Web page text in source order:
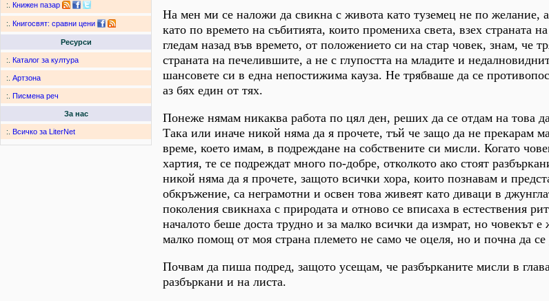
:. Книжен пазар
:. Книгосвят: сравни цени
Ресурси
:. Каталог за култура
:. Артзона
:. Писмена реч
За нас
:. Всичко за LiterNet
На мен ми се наложи да свикна с живота като туземец не по желание,
като по времето на събитията, които промениха света, взех страната
гледам назад във времето, от положението си на стар човек, знам, че
страната на печелившите, а не с глупостта на младите и
шансовете си в една непостижима кауза. Не трябваше да се
аз бях един от тях.
Понеже нямам никаква работа по цял ден, реших да се отдам на това
Така или иначе никой няма да я прочете, тъй че защо да не прекарам
време, което имам, в подреждане на собствените си мисли. Когато
хартия, те се подреждат много по-добре, отколкото ако стоят
никой няма да я прочете, защото всички хора, които познавам и
обкръжение, са неграмотни и освен това живеят като диваци в
поколения свикнаха с природата и отново се вписаха в естествения
началото беше доста трудно и за малко всички да измрат, но човекът
малко помощ от моя страна племето не само че оцеля, но и почна да се
Почвам да пиша подред, защото усещам, че разбърканите мисли в
разбъркани и на листа.